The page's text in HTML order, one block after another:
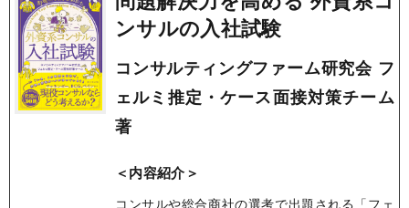
ンサルの入社試験
コンサルティングファーム研究会 フ
ェルミ推定・ケース面接対策チーム
著
＜内容紹介＞
コンサルや総合商社の選考で出題される「フェ